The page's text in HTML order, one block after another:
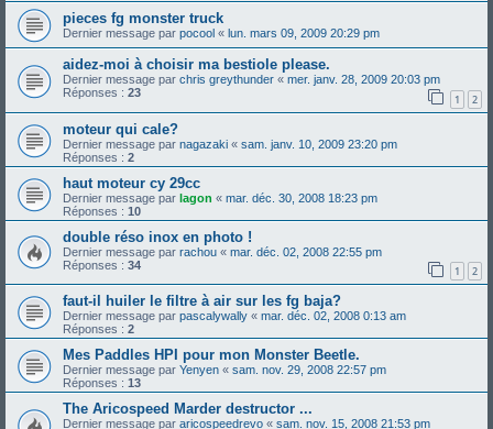
pieces fg monster truck
Dernier message par pocool « lun. mars 09, 2009 20:29 pm
aidez-moi à choisir ma bestiole please.
Dernier message par chris greythunder « mer. janv. 28, 2009 20:03 pm
Réponses : 23 1 2
moteur qui cale?
Dernier message par nagazaki « sam. janv. 10, 2009 23:20 pm
Réponses : 2
haut moteur cy 29cc
Dernier message par lagon « mar. déc. 30, 2008 18:23 pm
Réponses : 10
double réso inox en photo !
Dernier message par rachou « mar. déc. 02, 2008 22:55 pm
Réponses : 34 1 2
faut-il huiler le filtre à air sur les fg baja?
Dernier message par pascalywally « mar. déc. 02, 2008 0:13 am
Réponses : 2
Mes Paddles HPI pour mon Monster Beetle.
Dernier message par Yenyen « sam. nov. 29, 2008 22:57 pm
Réponses : 13
The Aricospeed Marder destructor ...
Dernier message par aricospeedrevo « sam. nov. 15, 2008 21:53 pm